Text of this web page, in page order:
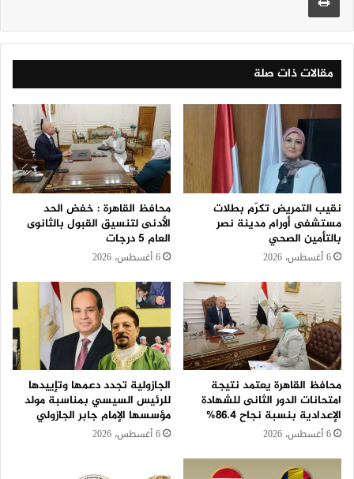
مقالات ذات صلة
نقيب التمريض تكرّم بطلات
مستشفى أورام مدينة نصر
بالتأمين الصحي
6 أغسطس، 2026
محافظ القاهرة : خفض الحد
الأدنى لتنسيق القبول بالثانوى
العام 5 درجات
6 أغسطس، 2026
محافظ القاهرة يعتمد نتيجة
امتحانات الدور الثانى للشهادة
الإعدادية بنسبة نجاح 86.4%
6 أغسطس، 2026
الجازولية تجدد دعمها وتإييدها
للرئيس السيسي بمناسبة مولد
مؤسسها الإمام جابر الجازولي
6 أغسطس، 2026